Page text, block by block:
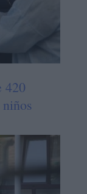
420